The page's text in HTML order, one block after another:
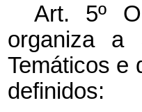
Art. 5º
organiza a
Temáticos e
definidos: